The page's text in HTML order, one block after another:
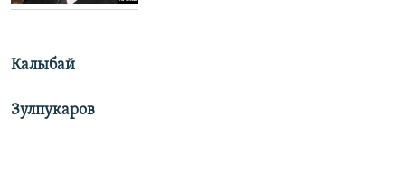
Калыбай
Зулпукаров